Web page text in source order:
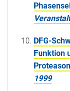
DFG-
Funktion
1999